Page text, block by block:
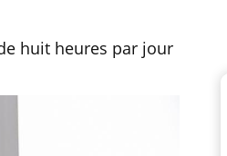
huit heures par jour